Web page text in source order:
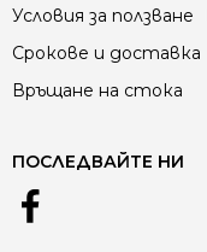
Условия за ползване
Срокове и доставка
Връщане на стока
ПОСЛЕДВАЙТЕ НИ